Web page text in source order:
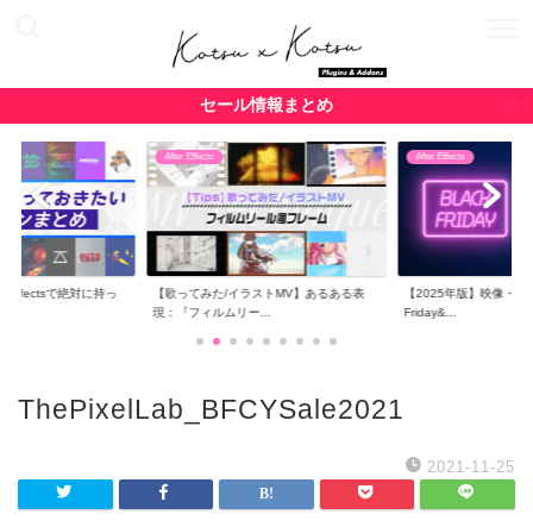
セール情報まとめ
Effectsで絶対に持っ
After Effects
【歌ってみた/イラストMV】あるある表
現：『フィルムリー...
After Effects
【2025年版】映像・
Friday&...
ThePixelLab_BFCYSale2021
2021-11-25